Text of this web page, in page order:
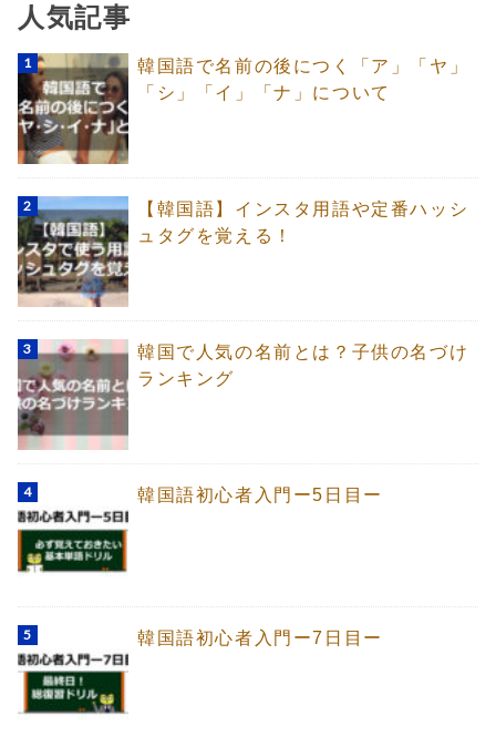
人気記事
韓国語で名前の後につく「ア」「ヤ」
「シ」「イ」「ナ」について
【韓国語】インスタ用語や定番ハッシ
ュタグを覚える！
韓国で人気の名前とは？子供の名づけ
ランキング
韓国語初心者入門ー5日目ー
韓国語初心者入門ー7日目ー